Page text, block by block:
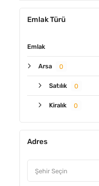
Emlak Türü
Emlak
Arsa 0
Satılık 0
Kiralık 0
Adres